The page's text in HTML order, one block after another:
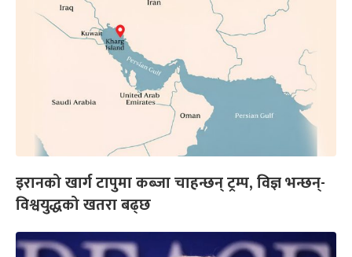
इरानको खार्ग टापुमा कब्जा चाहन्छन् ट्रम्प, विज्ञ भन्छन्-
विश्वयुद्धको खतरा बढ्छ